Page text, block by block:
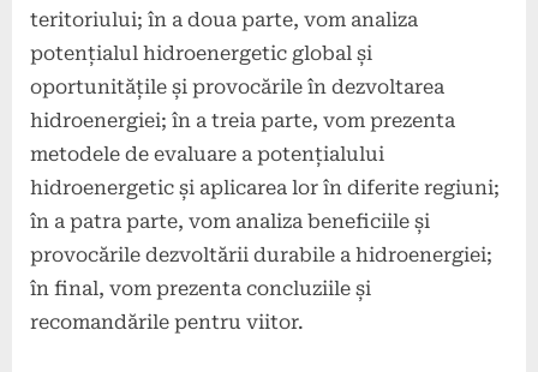
teritoriului; în a doua parte, vom analiza
potențialul hidroenergetic global și
oportunitățile și provocările în dezvoltarea
hidroenergiei; în a treia parte, vom prezenta
metodele de evaluare a potențialului
hidroenergetic și aplicarea lor în diferite regiuni;
în a patra parte, vom analiza beneficiile și
provocările dezvoltării durabile a hidroenergiei;
în final, vom prezenta concluziile și
recomandările pentru viitor.